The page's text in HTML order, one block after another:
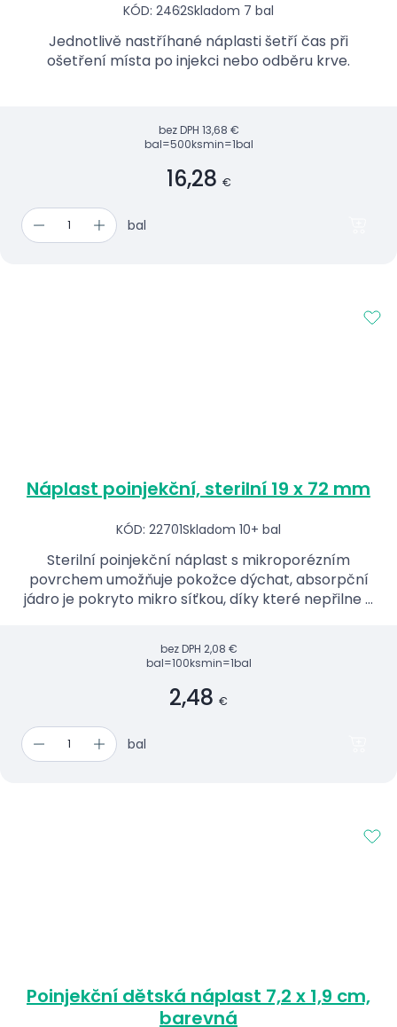
KÓD: 2462Skladom 7 bal
Jednotlivě nastříhané náplasti šetří čas při
ošetření místa po injekci nebo odběru krve.
bez DPH 13,68 €
bal=500ksmin=1bal
16,28 €
bal
Náplast poinjekční, sterilní 19 x 72 mm
KÓD: 22701Skladom 10+ bal
Sterilní poinjekční náplast s mikroporézním
povrchem umožňuje pokožce dýchat, absorpční
jádro je pokryto mikro síťkou, díky které nepřilne k
bez DPH 2,08 €
bal=100ksmin=1bal
2,48 €
bal
Poinjekční dětská náplast 7,2 x 1,9 cm,
barevná